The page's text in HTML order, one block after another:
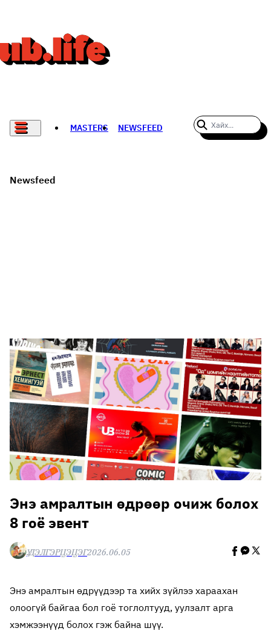
MASTERS NEWSFEED
АЛИСАГИЙН БУЛАН
Newsfeed
Энэ амралтын өдрөөр очиж болох
8 гоё эвент
Ү.ДЭЛГЭРЦЭЦЭГ2026.06.05
Энэ амралтын өдрүүдээр та хийх зүйлээ хараахан
олоогүй байгаа бол гоё тоглолтууд, уулзалт арга
хэмжээнүүд болох гэж байна шүү.